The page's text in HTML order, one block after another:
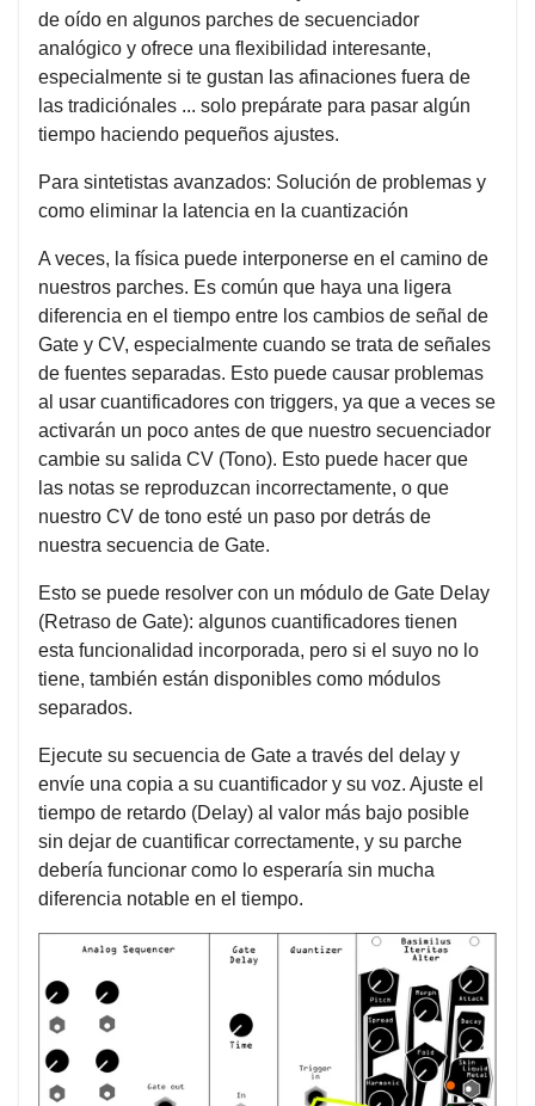
de oído en algunos parches de secuenciador
analógico y ofrece una flexibilidad interesante,
especialmente si te gustan las afinaciones fuera de
las tradiciónales ... solo prepárate para pasar algún
tiempo haciendo pequeños ajustes.
Para sintetistas avanzados: Solución de problemas y
como eliminar la latencia en la cuantización
A veces, la física puede interponerse en el camino de
nuestros parches. Es común que haya una ligera
diferencia en el tiempo entre los cambios de señal de
Gate y CV, especialmente cuando se trata de señales
de fuentes separadas. Esto puede causar problemas
al usar cuantificadores con triggers, ya que a veces se
activarán un poco antes de que nuestro secuenciador
cambie su salida CV (Tono). Esto puede hacer que
las notas se reproduzcan incorrectamente, o que
nuestro CV de tono esté un paso por detrás de
nuestra secuencia de Gate.
Esto se puede resolver con un módulo de Gate Delay
(Retraso de Gate): algunos cuantificadores tienen
esta funcionalidad incorporada, pero si el suyo no lo
tiene, también están disponibles como módulos
separados.
Ejecute su secuencia de Gate a través del delay y
envíe una copia a su cuantificador y su voz. Ajuste el
tiempo de retardo (Delay) al valor más bajo posible
sin dejar de cuantificar correctamente, y su parche
debería funcionar como lo esperaría sin mucha
diferencia notable en el tiempo.